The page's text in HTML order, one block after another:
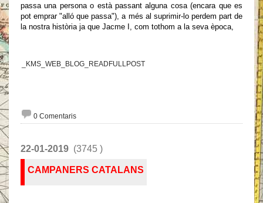
passa una persona o està passant alguna cosa (encara que es
pot emprar "alló que passa"), a més al suprimir-lo perdem part de
la nostra història ja que Jacme I, com tothom a la seva època,
_KMS_WEB_BLOG_READFULLPOST
0 Comentaris
22-01-2019 (3745 )
CAMPANERS CATALANS